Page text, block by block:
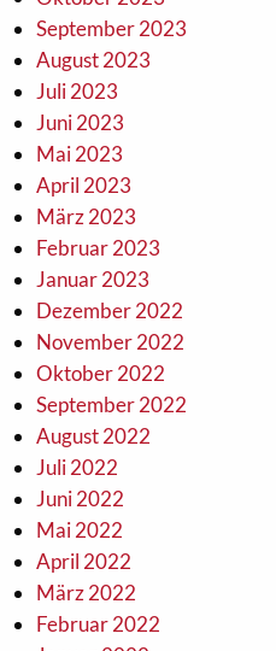
September 2023
August 2023
Juli 2023
Juni 2023
Mai 2023
April 2023
März 2023
Februar 2023
Januar 2023
Dezember 2022
November 2022
Oktober 2022
September 2022
August 2022
Juli 2022
Juni 2022
Mai 2022
April 2022
März 2022
Februar 2022